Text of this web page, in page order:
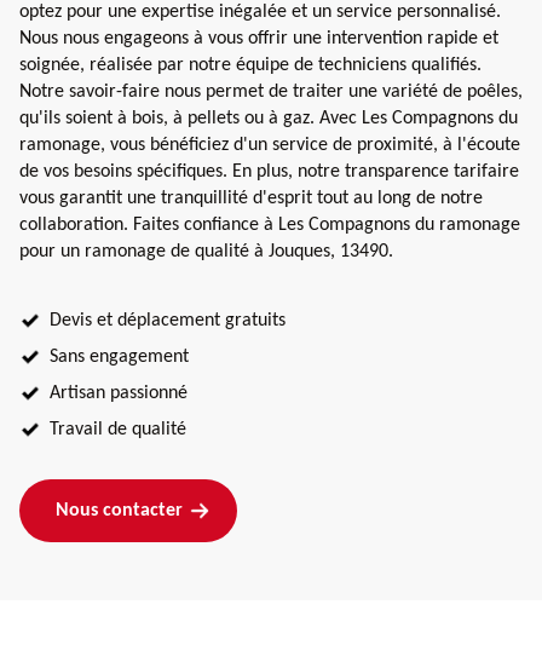
optez pour une expertise inégalée et un service personnalisé.
Nous nous engageons à vous offrir une intervention rapide et
soignée, réalisée par notre équipe de techniciens qualifiés.
Notre savoir-faire nous permet de traiter une variété de poêles,
qu'ils soient à bois, à pellets ou à gaz. Avec Les Compagnons du
ramonage, vous bénéficiez d'un service de proximité, à l'écoute
de vos besoins spécifiques. En plus, notre transparence tarifaire
vous garantit une tranquillité d'esprit tout au long de notre
collaboration. Faites confiance à Les Compagnons du ramonage
pour un ramonage de qualité à Jouques, 13490.
Devis et déplacement gratuits
Sans engagement
Artisan passionné
Travail de qualité
Nous contacter